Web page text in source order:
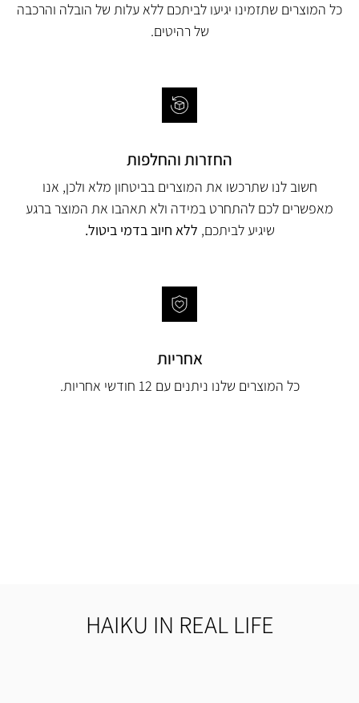
כל המוצרים שתזמינו יגיעו לביתכם ללא עלות של הובלה והרכבה
של רהיטים.
החזרות והחלפות
חשוב לנו שתרכשו את המוצרים בביטחון מלא ולכן, אנו
מאפשרים לכם להתחרט במידה ולא תאהבו את המוצר ברגע
שיגיע לביתכם, ללא חיוב בדמי ביטול.
אחריות
כל המוצרים שלנו ניתנים עם 12 חודשי אחריות.
HAIKU IN REAL LIFE